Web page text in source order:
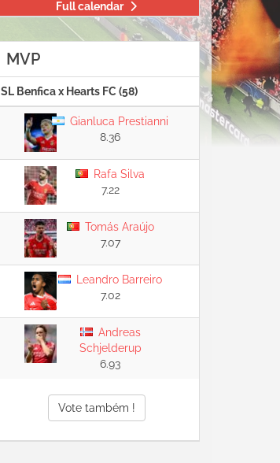
Full calendar
MVP
SL Benfica x Hearts FC (58)
Gianluca Prestianni
8.36
Rafa Silva
7.22
Tomás Araújo
7.07
Leandro Barreiro
7.02
Andreas
Schjelderup
6.93
Vote também !